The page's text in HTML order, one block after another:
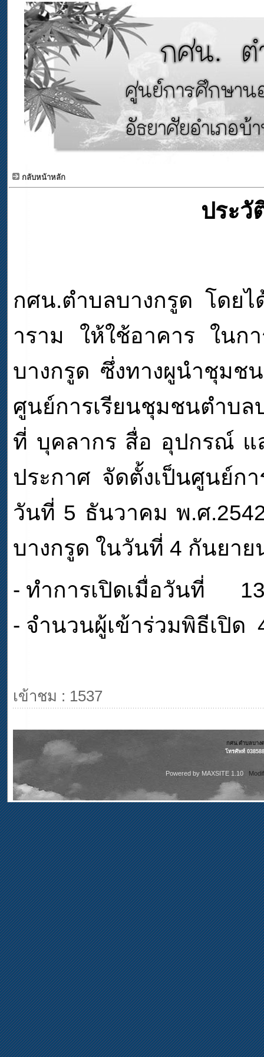
กลับหน้าหลัก
ประวั
กศน.ตำบลบางกรูด โดย
าราม ให้ใช้อาคาร ในก
บางกรูด ซึ่งทางผูนำชุมช
ศูนย์การเรียนชุมชนตำบ
ที่ บุคลากร สื่อ อุปกรณ์ แล
ประกาศ จัดตั้งเป็นศูนย์ก
วันที่ 5 ธันวาคม พ.ศ
บางกรูด ในวันที่ 4 กันยาย
- ทำการเปิดเมื่อวันที่
- จำนวนผู้เข้าร่วมพิธีเปิด
เข้าชม : 1537
กศน.ตำบลบาง
โทรศัพท์
Powered by MAXSITE 1.10